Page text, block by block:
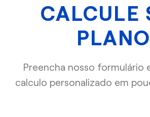
CALCULE
PLANO
Preencha nosso formulário
calculo personalizado em